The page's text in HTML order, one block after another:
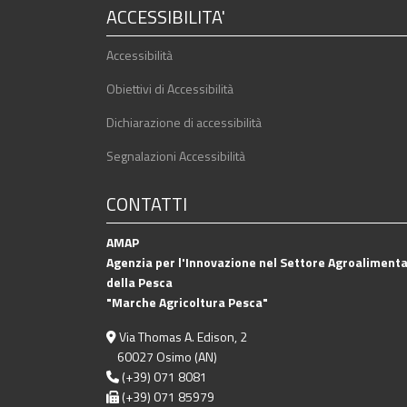
ACCESSIBILITA'
Accessibilità
Obiettivi di Accessibilità
Dichiarazione di accessibilità
Segnalazioni Accessibilità
CONTATTI
AMAP
Agenzia per l'Innovazione nel Settore
della Pesca
"Marche Agricoltura Pesca"
Via Thomas A. Edison, 2
60027 Osimo (AN)
(+39) 071 8081
(+39) 071 85979